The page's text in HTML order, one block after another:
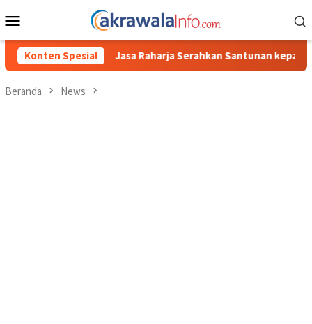
ke
Mobile
Konten Spesial
Raharja Serahkan Santunan kepada Ahli Waris Korban
Beranda News